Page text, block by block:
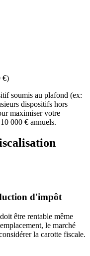
€)
soumis au plafond (ex:
dispositifs hors
maximiser votre
000 € annuels.
d'impôt
être rentable même
le marché
la carotte fiscale.